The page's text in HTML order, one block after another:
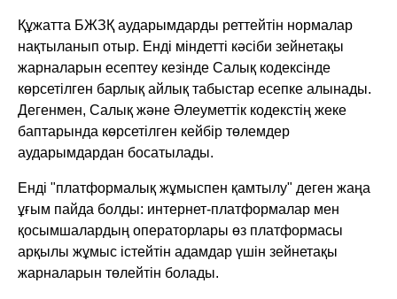
Құжатта БЖЗҚ аударымдарды реттейтін нормалар
нақтыланып отыр. Енді міндетті кәсіби зейнетақы
жарналарын есептеу кезінде Салық кодексінде
көрсетілген барлық айлық табыстар есепке алынады.
Дегенмен, Салық және Әлеуметтік кодекстің жеке
баптарында көрсетілген кейбір төлемдер
аударымдардан босатылады.
Енді "платформалық жұмыспен қамтылу" деген жаңа
ұғым пайда болды: интернет-платформалар мен
қосымшалардың операторлары өз платформасы
арқылы жұмыс істейтін адамдар үшін зейнетақы
жарналарын төлейтін болады.